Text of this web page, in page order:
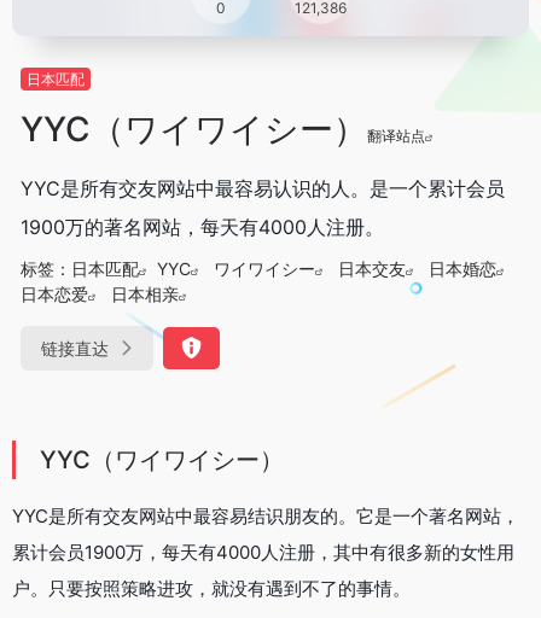
0 121,386
日本匹配
YYC（ワイワイシー） 翻译站点
YYC是所有交友网站中最容易认识的人。是一个累计会员
1900万的著名网站，每天有4000人注册。
标签： 日本匹配 YYC ワイワイシー 日本交友
日本婚恋
日本恋爱
日本相亲
链接直达
YYC（ワイワイシー）
YYC是所有交友网站中最容易结识朋友的。它是一个著名网站，
累计会员1900万，每天有4000人注册，其中有很多新的女性用
户。只要按照策略进攻，就没有遇到不了的事情。